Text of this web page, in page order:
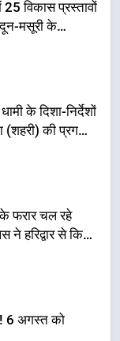
के दिशा-निर्देशों
की प्रगति
के फरार चल रहे
हरिद्वार से किया
6 अगस्त को
प्राथमिकता: